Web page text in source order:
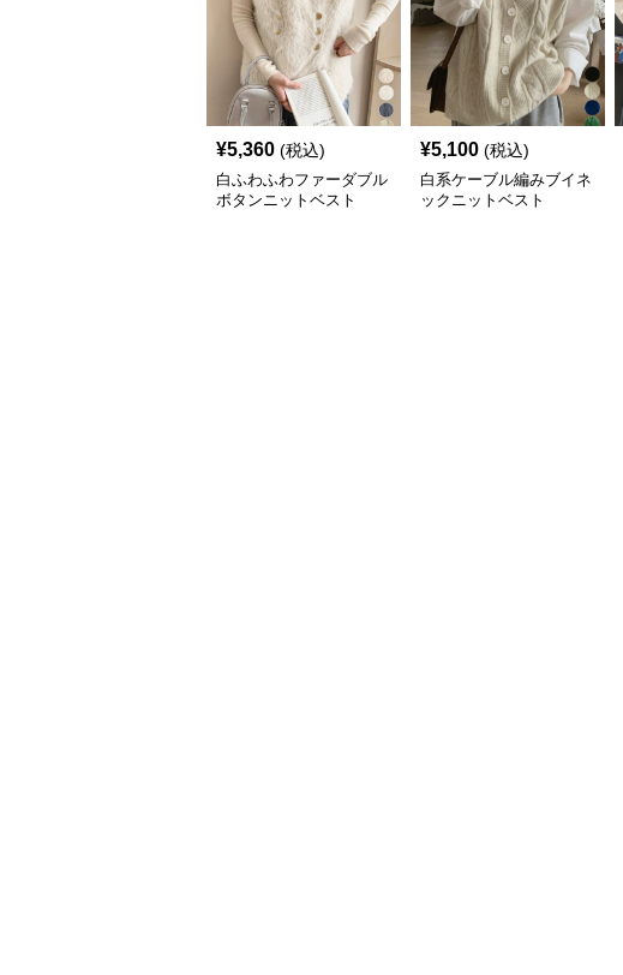
¥5,360 (税込)
白ふわふわファーダブル
ボタンニットベスト
¥5,100 (税込)
白系ケーブル編みブイネ
ックニットベスト